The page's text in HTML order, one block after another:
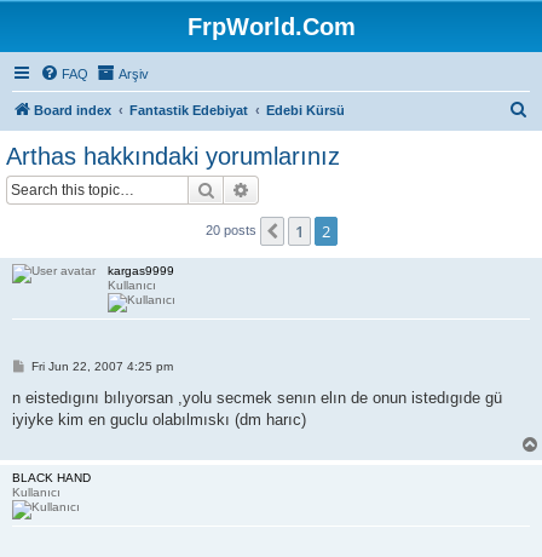
FrpWorld.Com
FAQ Arşiv
Board index Fantastik Edebiyat Edebi Kürsü
Arthas hakkındaki yorumlarınız
Search
20 posts Previous
1 2
kargas9999
Kullanıcı
P
s
Fri Jun 22, 2007 4:25 pm
n eistedıgını bılıyorsan ,yolu secmek senın elın de onun istedıgıde gü
iyiyke kim en guclu olabılmıskı (dm harıc)
BLACK HAND
Kullanıcı